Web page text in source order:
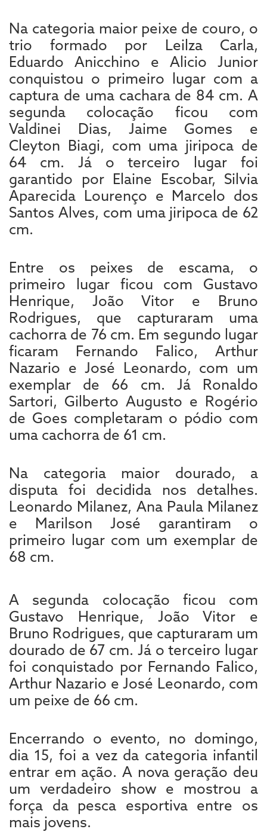
Na categoria maior peixe de couro, o
trio formado por Leilza Carla,
Eduardo Anicchino e Alicio Junior
conquistou o primeiro lugar com a
captura de uma cachara de 84 cm. A
segunda colocação ficou com
Valdinei Dias, Jaime Gomes e
Cleyton Biagi, com uma jiripoca de
64 cm. Já o terceiro lugar foi
garantido por Elaine Escobar, Silvia
Aparecida Lourenço e Marcelo dos
Santos Alves, com uma jiripoca de 62
cm.
Entre os peixes de escama, o
primeiro lugar ficou com Gustavo
Henrique, João Vitor e Bruno
Rodrigues, que capturaram uma
cachorra de 76 cm. Em segundo lugar
ficaram Fernando Falico, Arthur
Nazario e José Leonardo, com um
exemplar de 66 cm. Já Ronaldo
Sartori, Gilberto Augusto e Rogério
de Goes completaram o pódio com
uma cachorra de 61 cm.
Na categoria maior dourado, a
disputa foi decidida nos detalhes.
Leonardo Milanez, Ana Paula Milanez
e Marilson José garantiram o
primeiro lugar com um exemplar de
68 cm.
A segunda colocação ficou com
Gustavo Henrique, João Vitor e
Bruno Rodrigues, que capturaram um
dourado de 67 cm. Já o terceiro lugar
foi conquistado por Fernando Falico,
Arthur Nazario e José Leonardo, com
um peixe de 66 cm.
Encerrando o evento, no domingo,
dia 15, foi a vez da categoria infantil
entrar em ação. A nova geração deu
um verdadeiro show e mostrou a
força da pesca esportiva entre os
mais jovens.